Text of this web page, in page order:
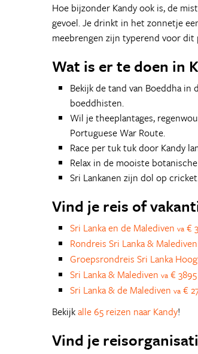
Hoe bijzonder Kandy ook is, de
gevoel. Je drinkt in het zonnetje
meebrengen zijn typerend voor dit
Wat is er te doen in
Bekijk de tand van Boeddha in
boeddhisten.
Wil je theeplantages,
Portuguese War Route.
Race per tuk tuk door Kandy
Relax in de mooiste
Sri Lankanen zijn dol op
Vind je reis of
Sri Lanka en de Malediven va €
Rondreis Sri Lanka & Malediven
Groepsrondreis Sri Lanka
Sri Lanka & Malediven va €
Sri Lanka & de Malediven va €
Bekijkalle 65 reizen naar Kandy!
Vind je